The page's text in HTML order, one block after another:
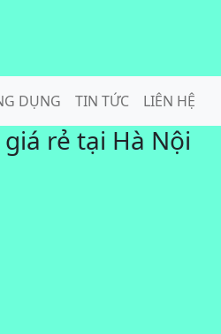
DỤNG TIN TỨC LIÊN HỆ
rẻ tại Hà Nội